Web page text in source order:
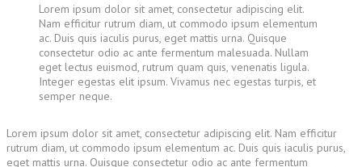
Lorem ipsum dolor sit amet, consectetur adipiscing elit.
Nam efficitur rutrum diam, ut commodo ipsum elementum
ac. Duis quis iaculis purus, eget mattis urna. Quisque
consectetur odio ac ante fermentum malesuada. Nullam
eget lectus euismod, rutrum quam quis, venenatis ligula.
Integer egestas elit ipsum. Vivamus nec egestas turpis, et
semper neque.
Lorem ipsum dolor sit amet, consectetur adipiscing elit. Nam efficitur
rutrum diam, ut commodo ipsum elementum ac. Duis quis iaculis purus,
eget mattis urna. Quisque consectetur odio ac ante fermentum